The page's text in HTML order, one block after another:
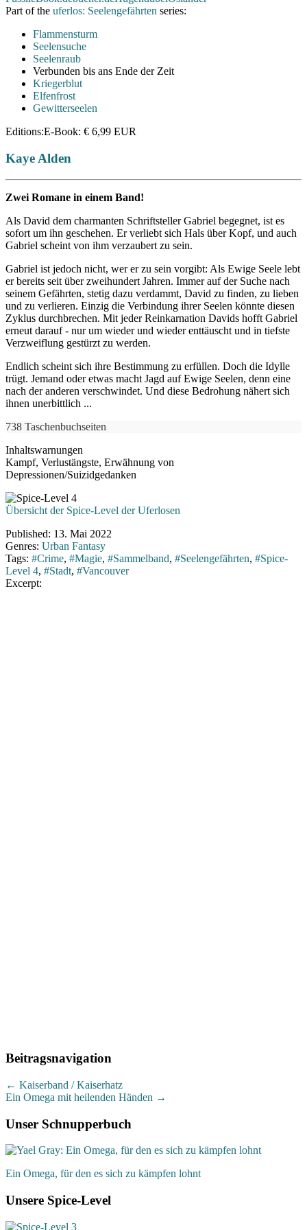
Part of the uferlos: Seelengefährten series:
Flammensturm
Seelensuche
Seelenraub
Verbunden bis ans Ende der Zeit
Kriegerblut
Elfenfrost
Gewitterseelen
Editions:E-Book: € 6,99 EUR
Kaye Alden
Zwei Romane in einem Band!
Als David dem charmanten Schriftsteller Gabriel begegnet, ist es
sofort um ihn geschehen. Er verliebt sich Hals über Kopf, und auch
Gabriel scheint von ihm verzaubert zu sein.
Gabriel ist jedoch nicht, wer er zu sein vorgibt: Als Ewige Seele lebt
er bereits seit über zweihundert Jahren. Immer auf der Suche nach
seinem Gefährten, stetig dazu verdammt, David zu finden, zu lieben
und zu verlieren. Einzig die Verbindung ihrer Seelen könnte diesen
Zyklus durchbrechen. Mit jeder Reinkarnation Davids hofft Gabriel
erneut darauf - nur um wieder und wieder enttäuscht und in tiefste
Verzweiflung gestürzt zu werden.
Endlich scheint sich ihre Bestimmung zu erfüllen. Doch die Idylle
trügt. Jemand oder etwas macht Jagd auf Ewige Seelen, denn eine
nach der anderen verschwindet. Und diese Bedrohung nähert sich
ihnen unerbittlich ...
738 Taschenbuchseiten
Inhaltswarnungen
Kampf, Verlustängste, Erwähnung von
Depressionen/Suizidgedanken
Übersicht der Spice-Level der Uferlosen
Published: 13. Mai 2022
Genres: Urban Fantasy
Tags: #Crime, #Magie, #Sammelband, #Seelengefährten, #Spice-
Level 4, #Stadt, #Vancouver
Excerpt:
Beitragsnavigation
← Kaiserband / Kaiserhatz
Ein Omega mit heilenden Händen →
Unser Schnupperbuch
Ein Omega, für den es sich zu kämpfen lohnt
Unsere Spice-Level